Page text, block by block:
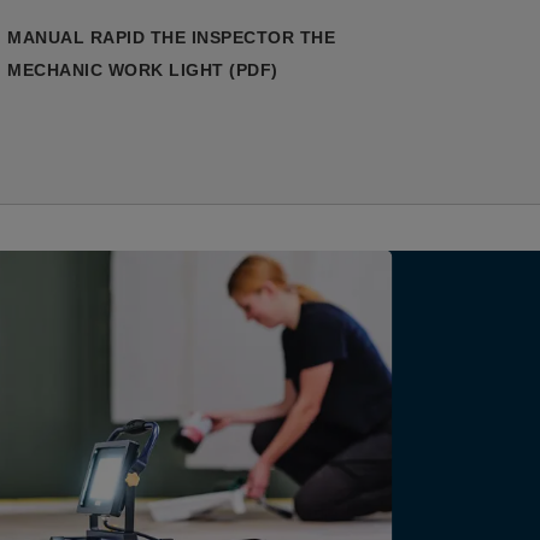
MANUAL RAPID THE INSPECTOR THE
MECHANIC WORK LIGHT (PDF)